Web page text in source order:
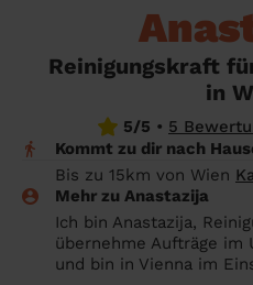
Reinigungskraft
in
5/5 • 5
Kommt zu dir nach
Bis zu 15km von Wien
Mehr zu Anastazija
Ich bin Anastazija,
übernehme Aufträge im
und bin in Vienna im
Überall in Österreich
Städte
Die Regionen
Unsere Artikel
Endreinigung
wissen solltest
Kosten Haushaltshilfe 2026
Was ist ein fairer Preis?
Putzhilfe finden: Die besten
zu Helpling & Co.
Was macht eine
über die Aufgaben einer